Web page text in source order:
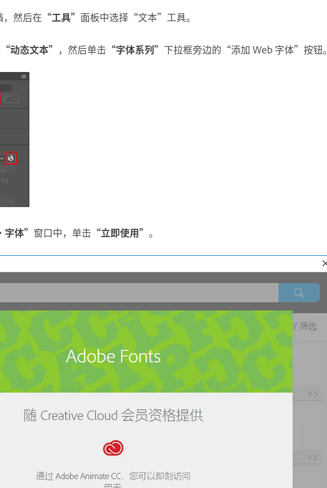
，然后在 “工具” 面板中选择“文本”工具。
“动态文本” ，然后单击 “字体系列” 下拉框旁边的“添加 Web 字体”按钮。
体” 窗口中，单击 “立即使用” 。